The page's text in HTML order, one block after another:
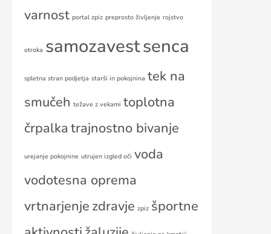
varnost portal zpiz preprosto življenje rojstvo
otroka samozavestsenca
spletna stran podjetja starši in pokojnina tek na
smučeh težave z vekami toplotna
črpalka trajnostno bivanje
urejanje pokojnine utrujen izgled oči voda
vodotesna oprema
vrtnarjenje zdravje zpiz športne